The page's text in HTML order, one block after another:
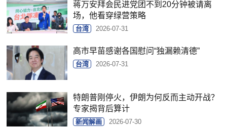
蒋万安拜会民进党团不到20分钟被请离
场，他看穿绿营策略
台湾 2026-07-31
高市早苗感谢各国慰问“独漏赖清德”
台湾 2026-07-31
特朗普刚停火，伊朗为何反而主动开战？
专家揭背后算计
新闻解画 2026-07-30